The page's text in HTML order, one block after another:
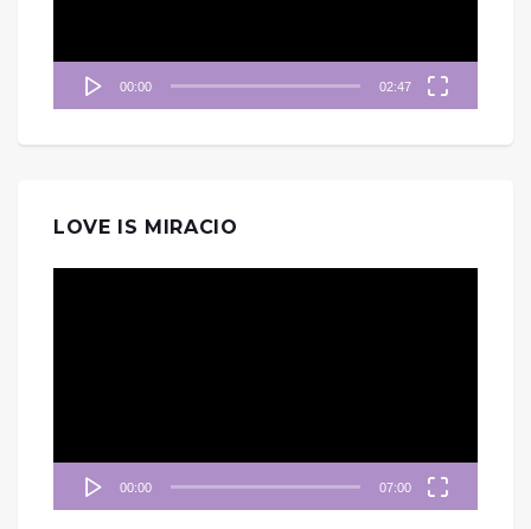
00:00 02:47
LOVE IS MIRACIO
00:00 07:00